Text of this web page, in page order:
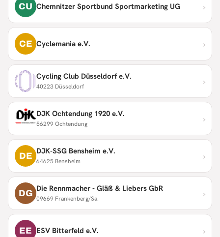
CU Chemnitzer Sportbund Sportmarketing UG ›
CE Cyclemania e.V. ›
Cycling Club Düsseldorf e.V.
40223 Düsseldorf ›
DJK Ochtendung 1920 e.V.
56299 Ochtendung ›
DE DJK-SSG Bensheim e.V.
64625 Bensheim ›
DG Die Rennmacher - Gläß & Liebers GbR
09669 Frankenberg/Sa. ›
EE ESV Bitterfeld e.V. ›